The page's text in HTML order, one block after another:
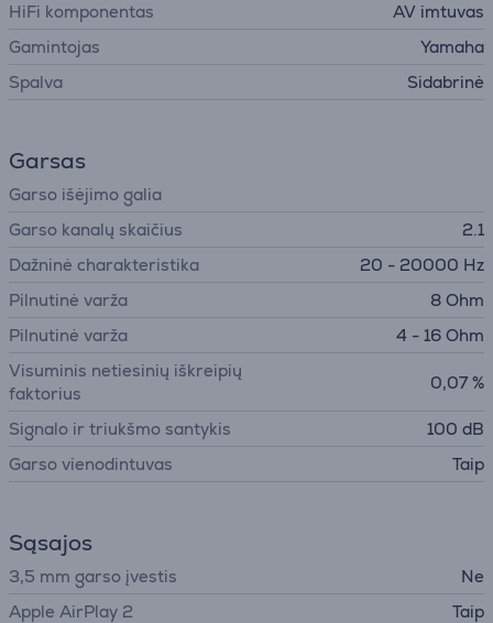
HiFi komponentas
AV imtuvas
Gamintojas
Yamaha
Spalva
Sidabrinė
Garsas
Garso išėjimo galia
Garso kanalų skaičius
2.1
Dažninė charakteristika
20 - 20000 Hz
Pilnutinė varža
8 Ohm
Pilnutinė varža
4 - 16 Ohm
Visuminis netiesinių iškreipių
faktorius
0,07 %
Signalo ir triukšmo santykis
100 dB
Garso vienodintuvas
Taip
Sąsajos
3,5 mm garso įvestis
Ne
Apple AirPlay 2
Taip